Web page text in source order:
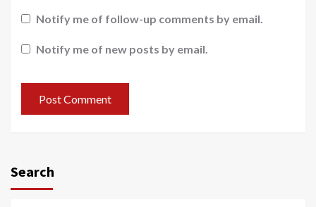
Notify me of follow-up comments by email.
Notify me of new posts by email.
Search